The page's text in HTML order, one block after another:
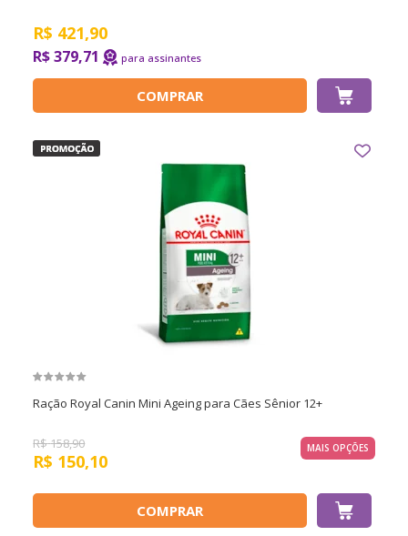
R$ 421,90
R$ 379,71
COMPRAR
Ração Royal Canin Mini Ageing para Cães Sênior 12+
R$158,90
R$ 150,10
MAIS OPÇÕES
COMPRAR